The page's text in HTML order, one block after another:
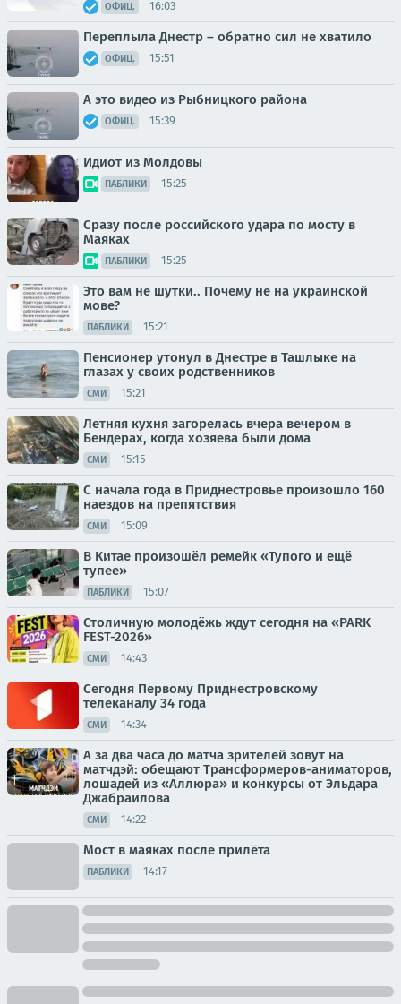
ОФИЦ. 16:03
Переплыла Днестр – обратно сил не хватило
ОФИЦ. 15:51
А это видео из Рыбницкого района
ОФИЦ. 15:39
Идиот из Молдовы
ПАБЛИКИ 15:25
Сразу после российского удара по мосту в
Маяках
ПАБЛИКИ 15:25
Это вам не шутки.. Почему не на украинской
мове?
ПАБЛИКИ 15:21
Пенсионер утонул в Днестре в Ташлыке на
глазах у своих родственников
СМИ 15:21
Летняя кухня загорелась вчера вечером в
Бендерах, когда хозяева были дома
СМИ 15:15
С начала года в Приднестровье произошло 160
наездов на препятствия
СМИ 15:09
В Китае произошёл ремейк «Тупого и ещё
тупее»
ПАБЛИКИ 15:07
Столичную молодёжь ждут сегодня на «PARK
FEST-2026»
СМИ 14:43
Сегодня Первому Приднестровскому
телеканалу 34 года
СМИ 14:34
А за два часа до матча зрителей зовут на
матчдэй: обещают Трансформеров-аниматоров,
лошадей из «Аллюра» и конкурсы от Эльдара
Джабраилова
СМИ 14:22
Мост в маяках после прилёта
ПАБЛИКИ 14:17